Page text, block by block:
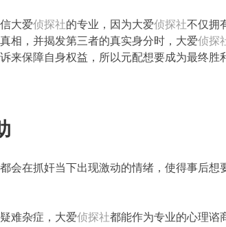
大爱侦探社的专业，因为大爱侦探社不仅拥
相，并揭发第三者的真实身分时，大爱侦探
保障自身权益，所以元配想要成为最终胜
会在抓奸当下出现激动的情绪，使得事后想
难杂症，大爱侦探社都能作为专业的心理谘